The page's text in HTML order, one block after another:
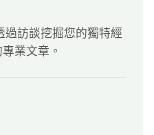
過訪談挖掘您的獨特經
業文章。